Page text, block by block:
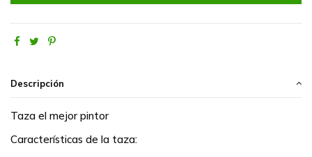
Descripción
Taza el mejor pintor
Características de la taza: